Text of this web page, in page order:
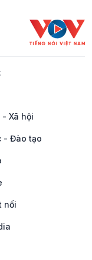
Xã hội
- Đào tạo
nối